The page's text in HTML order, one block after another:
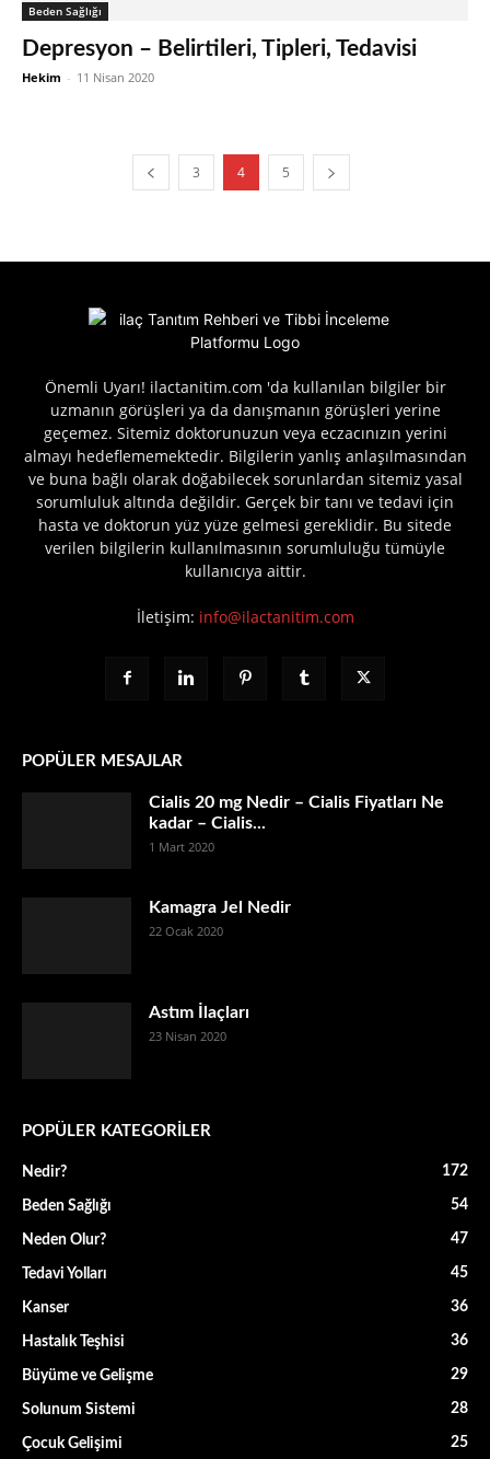
Beden Sağlığı
Depresyon – Belirtileri, Tipleri, Tedavisi
Hekim - 11 Nisan 2020
3 4 5
Önemli Uyarı! ilactanitim.com 'da kullanılan bilgiler bir
uzmanın görüşleri ya da danışmanın görüşleri yerine
geçemez. Sitemiz doktorunuzun veya eczacınızın yerini
almayı hedeflememektedir. Bilgilerin yanlış anlaşılmasından
ve buna bağlı olarak doğabilecek sorunlardan sitemiz yasal
sorumluluk altında değildir. Gerçek bir tanı ve tedavi için
hasta ve doktorun yüz yüze gelmesi gereklidir. Bu sitede
verilen bilgilerin kullanılmasının sorumluluğu tümüyle
kullanıcıya aittir.
İletişim: info@ilactanitim.com
POPÜLER MESAJLAR
Cialis 20 mg Nedir – Cialis Fiyatları Ne
kadar – Cialis...
1 Mart 2020
Kamagra Jel Nedir
22 Ocak 2020
Astım İlaçları
23 Nisan 2020
POPÜLER KATEGORİLER
Nedir? 172
Beden Sağlığı 54
Neden Olur? 47
Tedavi Yolları 45
Kanser 36
Hastalık Teşhisi 36
Büyüme ve Gelişme 29
Solunum Sistemi 28
Çocuk Gelişimi 25